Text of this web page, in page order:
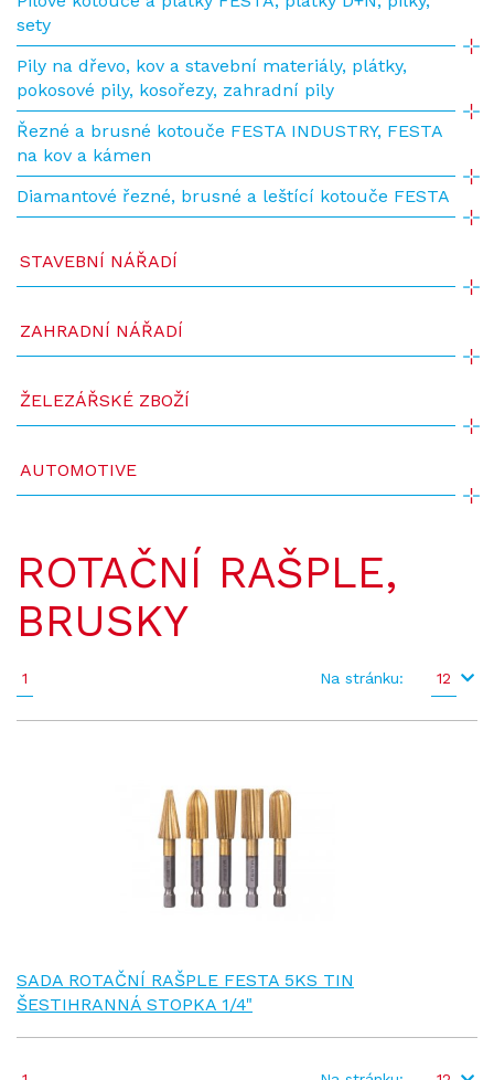
sety
Pily na dřevo, kov a stavební materiály, plátky,
pokosové pily, kosořezy, zahradní pily
Řezné a brusné kotouče FESTA INDUSTRY, FESTA
na kov a kámen
Diamantové řezné, brusné a leštící kotouče FESTA
STAVEBNÍ NÁŘADÍ
ZAHRADNÍ NÁŘADÍ
ŽELEZÁŘSKÉ ZBOŽÍ
AUTOMOTIVE
ROTAČNÍ RAŠPLE,
BRUSKY
1 Na stránku: 12
SADA ROTAČNÍ RAŠPLE FESTA 5KS TIN
ŠESTIHRANNÁ STOPKA 1/4"